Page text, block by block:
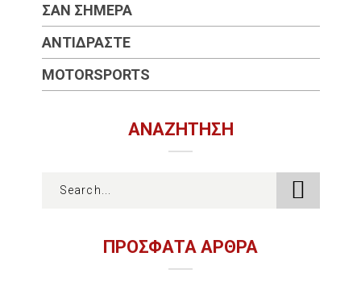
ΣΑΝ ΣΉΜΕΡΑ
ΑΝΤΙΔΡΆΣΤΕ
MOTORSPORTS
ΑΝΑΖΉΤΗΣΗ
ΠΡΟΣΦΑΤΑ ΑΡΘΡΑ